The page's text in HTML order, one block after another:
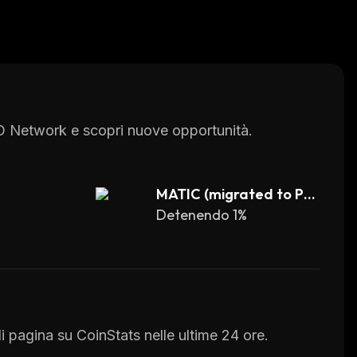
Network e scopri nuove opportunità.
MATIC (migrated to PO
L)
Detenendo 1%
su CoinStats nelle ultime 24 ore.